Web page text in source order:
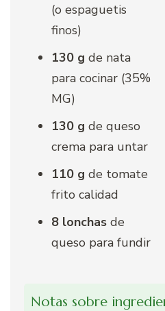
(o espaguetis
finos)
130 g de nata
para cocinar (35%
MG)
130 g de queso
crema para untar
110 g de tomate
frito calidad
8 lonchas de
queso para fundir
Notas sobre